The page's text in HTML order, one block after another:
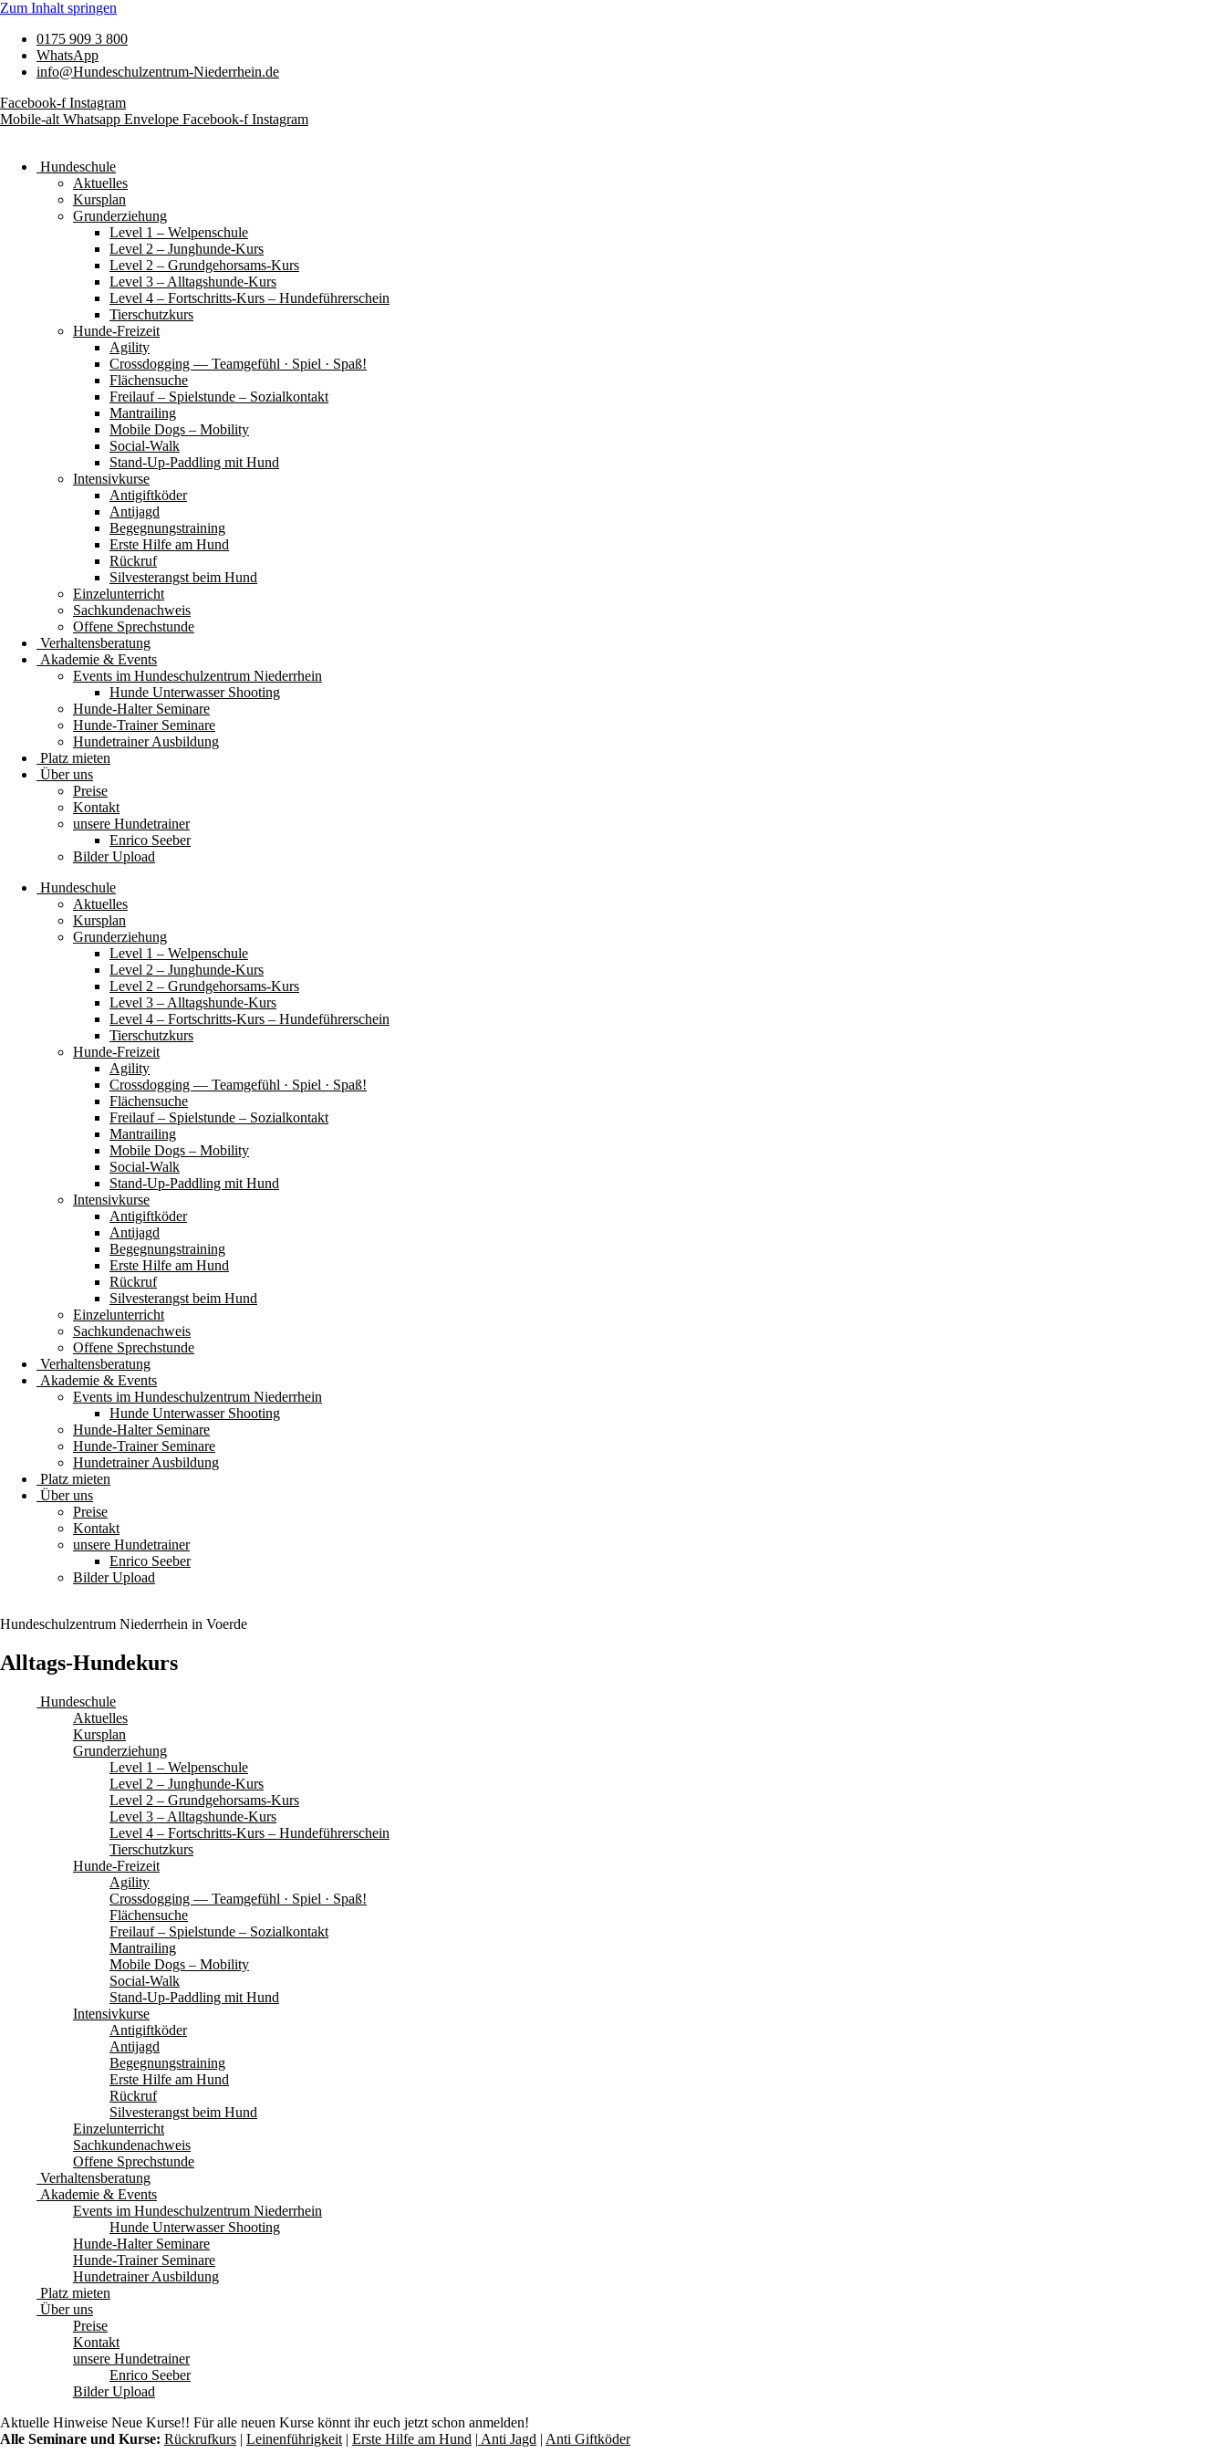
Zum Inhalt springen
0175 909 3 800
WhatsApp
info@Hundeschulzentrum-Niederrhein.de
Facebook-f Instagram
Mobile-alt Whatsapp Envelope Facebook-f Instagram
Hundeschule
Aktuelles
Kursplan
Grunderziehung
Level 1 – Welpenschule
Level 2 – Junghunde-Kurs
Level 2 – Grundgehorsams-Kurs
Level 3 – Alltagshunde-Kurs
Level 4 – Fortschritts-Kurs – Hundeführerschein
Tierschutzkurs
Hunde-Freizeit
Agility
Crossdogging — Teamgefühl · Spiel · Spaß!
Flächensuche
Freilauf – Spielstunde – Sozialkontakt
Mantrailing
Mobile Dogs – Mobility
Social-Walk
Stand-Up-Paddling mit Hund
Intensivkurse
Antigiftköder
Antijagd
Begegnungstraining
Erste Hilfe am Hund
Rückruf
Silvesterangst beim Hund
Einzelunterricht
Sachkundenachweis
Offene Sprechstunde
Verhaltensberatung
Akademie & Events
Events im Hundeschulzentrum Niederrhein
Hunde Unterwasser Shooting
Hunde-Halter Seminare
Hunde-Trainer Seminare
Hundetrainer Ausbildung
Platz mieten
Über uns
Preise
Kontakt
unsere Hundetrainer
Enrico Seeber
Bilder Upload
Hundeschule
Aktuelles
Kursplan
Grunderziehung
Level 1 – Welpenschule
Level 2 – Junghunde-Kurs
Level 2 – Grundgehorsams-Kurs
Level 3 – Alltagshunde-Kurs
Level 4 – Fortschritts-Kurs – Hundeführerschein
Tierschutzkurs
Hunde-Freizeit
Agility
Crossdogging — Teamgefühl · Spiel · Spaß!
Flächensuche
Freilauf – Spielstunde – Sozialkontakt
Mantrailing
Mobile Dogs – Mobility
Social-Walk
Stand-Up-Paddling mit Hund
Intensivkurse
Antigiftköder
Antijagd
Begegnungstraining
Erste Hilfe am Hund
Rückruf
Silvesterangst beim Hund
Einzelunterricht
Sachkundenachweis
Offene Sprechstunde
Verhaltensberatung
Akademie & Events
Events im Hundeschulzentrum Niederrhein
Hunde Unterwasser Shooting
Hunde-Halter Seminare
Hunde-Trainer Seminare
Hundetrainer Ausbildung
Platz mieten
Über uns
Preise
Kontakt
unsere Hundetrainer
Enrico Seeber
Bilder Upload
Hundeschulzentrum Niederrhein in Voerde
Alltags-Hundekurs
Hundeschule
Aktuelles
Kursplan
Grunderziehung
Level 1 – Welpenschule
Level 2 – Junghunde-Kurs
Level 2 – Grundgehorsams-Kurs
Level 3 – Alltagshunde-Kurs
Level 4 – Fortschritts-Kurs – Hundeführerschein
Tierschutzkurs
Hunde-Freizeit
Agility
Crossdogging — Teamgefühl · Spiel · Spaß!
Flächensuche
Freilauf – Spielstunde – Sozialkontakt
Mantrailing
Mobile Dogs – Mobility
Social-Walk
Stand-Up-Paddling mit Hund
Intensivkurse
Antigiftköder
Antijagd
Begegnungstraining
Erste Hilfe am Hund
Rückruf
Silvesterangst beim Hund
Einzelunterricht
Sachkundenachweis
Offene Sprechstunde
Verhaltensberatung
Akademie & Events
Events im Hundeschulzentrum Niederrhein
Hunde Unterwasser Shooting
Hunde-Halter Seminare
Hunde-Trainer Seminare
Hundetrainer Ausbildung
Platz mieten
Über uns
Preise
Kontakt
unsere Hundetrainer
Enrico Seeber
Bilder Upload
Aktuelle Hinweise Neue Kurse!! Für alle neuen Kurse könnt ihr euch jetzt schon anmelden!
Alle Seminare und Kurse: Rückrufkurs | Leinenführigkeit | Erste Hilfe am Hund | Anti Jagd | Anti Giftköder